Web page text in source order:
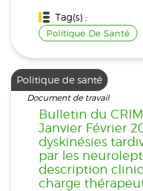
Tag(s) :
Politique De Santé
Politique de santé
Document de travail
Bulletin du
Janvier Février
dyskinésies
par les
description
charge